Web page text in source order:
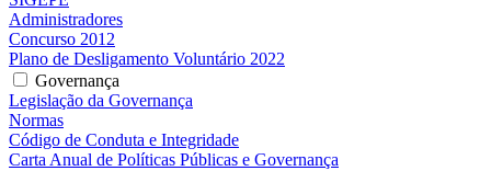
Administradores
Concurso 2012
Plano de Desligamento Voluntário 2022
Governança
Legislação da Governança
Normas
Código de Conduta e Integridade
Carta Anual de Políticas Públicas e Governança